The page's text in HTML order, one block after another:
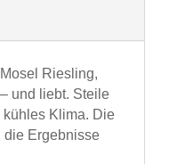
Riesling,
und liebt. Steile
kühles Klima. Die
die Ergebnisse